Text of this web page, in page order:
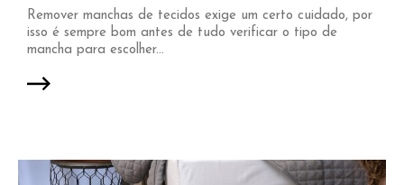
Remover manchas de tecidos exige um certo cuidado, por
isso é sempre bom antes de tudo verificar o tipo de
mancha para escolher...